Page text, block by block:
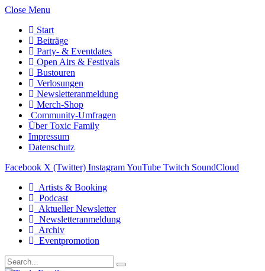
Close Menu
Start
Beiträge
Party- & Eventdates
Open Airs & Festivals
Bustouren
Verlosungen
Newsletteranmeldung
Merch-Shop
Community-Umfragen
Über Toxic Family
Impressum
Datenschutz
Facebook X (Twitter) InstagramYouTube Twitch SoundCloud
Artists & Booking
Podcast
Aktueller Newsletter
Newsletteranmeldung
Archiv
Eventpromotion